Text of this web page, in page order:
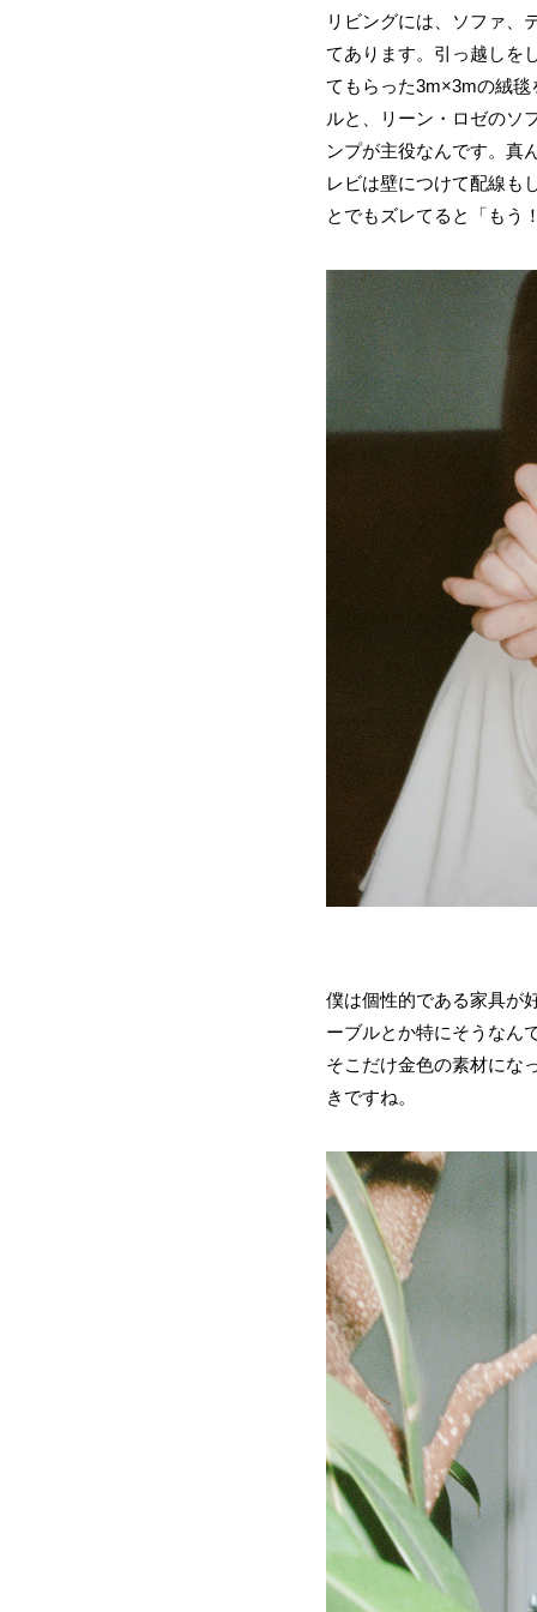
リビングには、ソファ、
てあります。引っ越しを
てもらった3m×3mの絨
ルと、リーン・ロゼのソ
ンプが主役なんです。真
レビは壁につけて配線も
とでもズレてると「もう
僕は個性的である家具が
ーブルとか特にそうなん
そこだけ金色の素材にな
きですね。